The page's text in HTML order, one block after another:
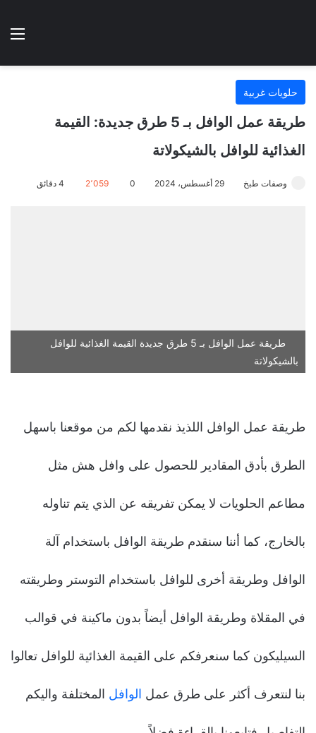
الوضع
حلويات غربية
طريقة عمل الوافل بـ 5 طرق جديدة: القيمة
الغذائية للوافل بالشيكولاتة
وصفات طبخ 29 أغسطس، 2024 0 2٬059
طريقة عمل الوافل بـ 5 طرق جديدة القيمة الغذائية للوافل
بالشيكولاتة
طريقة عمل الوافل اللذيذ نقدمها لكم من موقعنا باسهل
الطرق بأدق المقادير للحصول على وافل هش مثل
مطاعم الحلويات لا يمكن تفريقه عن الذي يتم تناوله
بالخارج، كما أننا سنقدم طريقة الوافل باستخدام آلة
الوافل وطريقة أخرى للوافل باستخدام التوستر وطريقته
في المقلاة وطريقة الوافل أيضاً بدون ماكينة في قوالب
السيليكون كما سنعرفكم على القيمة الغذائية للوافل تعالوا
بنا لنتعرف أكثر على طرق عمل الوافل المختلفة واليكم